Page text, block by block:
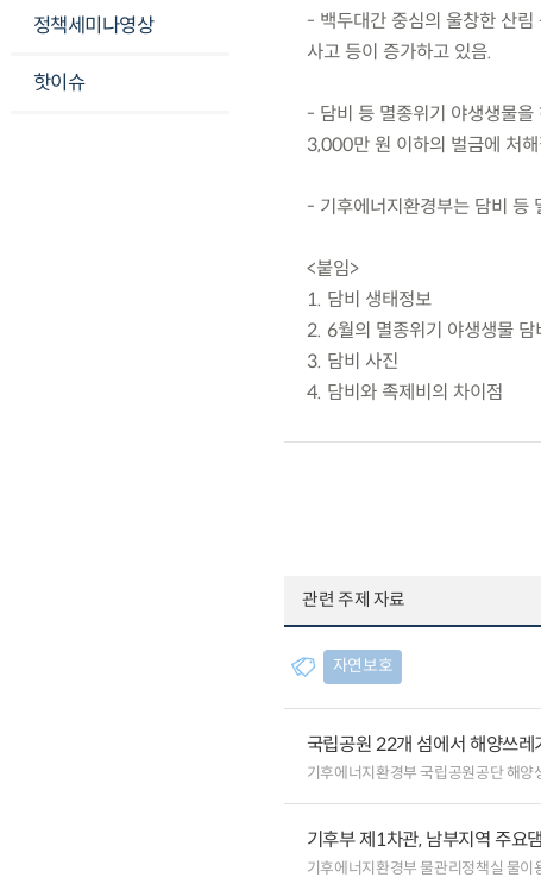
정책세미나영상
핫이슈
- 백두대간 중심의 울창한 산림
사고 등이 증가하고 있음.
- 담비 등 멸종위기 야생생물
3,000만 원 이하의 벌금에 처
- 기후에너지환경부는 담비 등
<붙임>
1. 담비 생태정보
2. 6월의 멸종위기 야생생물 담
3. 담비 사진
4. 담비와 족제비의 차이점
관련 주제 자료
자연보호
국립공원 22개 섬에서 해양쓰레
기후에너지환경부 국립공원공단 해양
기후부 제1차관, 남부지역 주요
기후에너지환경부 물관리정책실 물이